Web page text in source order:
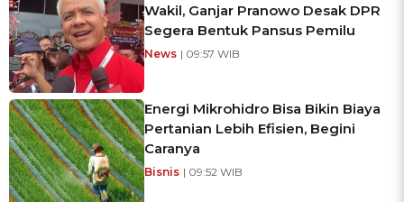
Wakil, Ganjar Pranowo Desak DPR
Segera Bentuk Pansus Pemilu
News | 09:57 WIB
Energi Mikrohidro Bisa Bikin Biaya
Pertanian Lebih Efisien, Begini
Caranya
Bisnis | 09:52 WIB